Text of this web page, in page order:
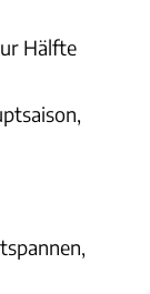
Hälfte